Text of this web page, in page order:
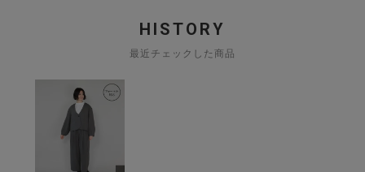
HISTORY
最近チェックした商品